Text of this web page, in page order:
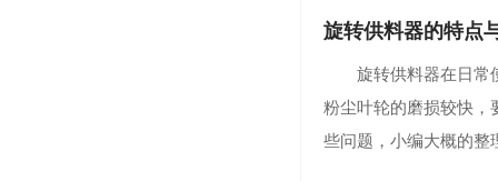
旋转供料器的特点
旋转供料器在日常使
粉尘叶轮的磨损较快，
些问题，小编大概的整